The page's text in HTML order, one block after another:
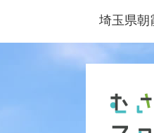
ジ
ュ
埼玉県朝